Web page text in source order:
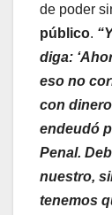
de poder
público.
diga:
eso no
con
endeudó
Penal.
nuestro,
tenemos